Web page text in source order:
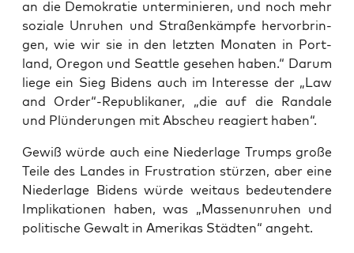
an die Demo­kra­tie unter­mi­nie­ren, und noch mehr
sozia­le Unru­hen und Stra­ßen­kämp­fe her­vor­brin­
gen, wie wir sie in den letz­ten Mona­ten in Port­
land, Ore­gon und Seat­tle gese­hen haben.“ Dar­um
lie­ge ein Sieg Bidens auch im Inter­es­se der „Law
and Order“-Republikaner, „die auf die Ran­da­le
und Plün­de­run­gen mit Abscheu reagiert haben“.
Gewiß wür­de auch eine Nie­der­la­ge Trumps gro­ße
Tei­le des Lan­des in Frus­tra­ti­on stür­zen, aber eine
Nie­der­la­ge Bidens wür­de weit­aus bedeu­ten­de­re
Impli­ka­tio­nen haben, was „Mas­sen­un­ru­hen und
poli­ti­sche Gewalt in Ame­ri­kas Städ­ten“ angeht.